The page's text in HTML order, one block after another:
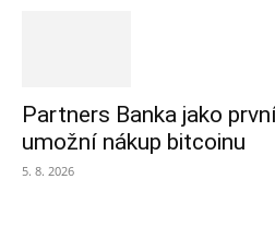
Partners Banka jako
umožní nákup bitcoinu
5. 8. 2026